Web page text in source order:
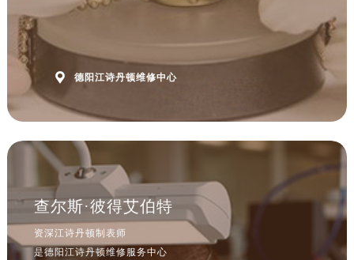
 德阳江诗丹顿维修中心
查尔斯·彼得艾伯特
资深江诗丹顿制表师
是德阳江诗丹顿维修服务中心